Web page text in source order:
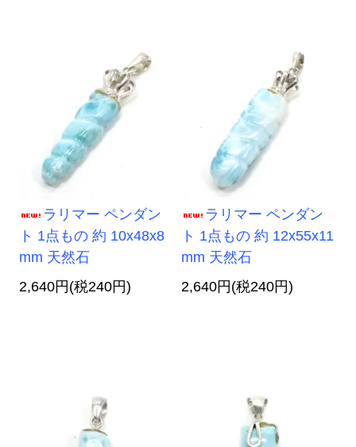
ラリマー ペンダン
ト 1点もの 約 10x48x8
mm 天然石
2,640円(税240円)
ラリマー ペンダン
ト 1点もの 約 12x55x11
mm 天然石
2,640円(税240円)